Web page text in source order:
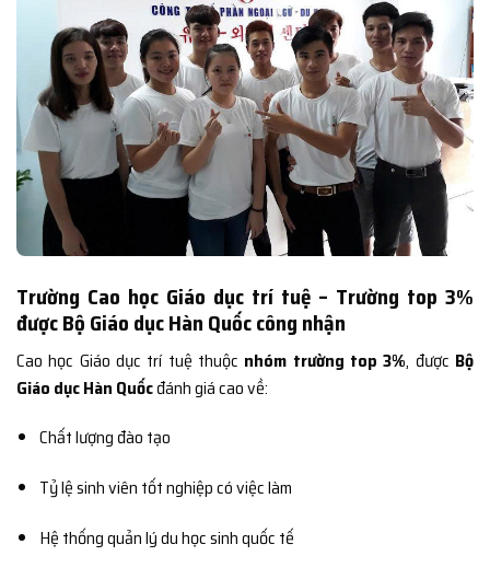
Trường Cao học Giáo dục trí tuệ – Trường top 3%
được Bộ Giáo dục Hàn Quốc công nhận
Cao học Giáo dục trí tuệ thuộc nhóm trường top 3%, được Bộ
Giáo dục Hàn Quốcđánh giá cao về:
Chất lượng đào tạo
Tỷ lệ sinh viên tốt nghiệp có việc làm
Hệ thống quản lý du học sinh quốc tế